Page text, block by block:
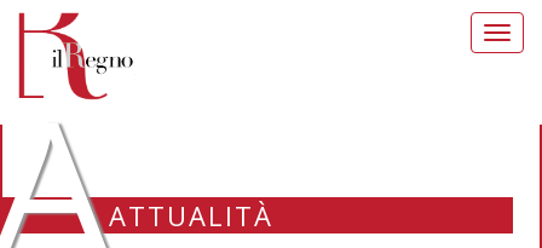
ATTUALITÀ